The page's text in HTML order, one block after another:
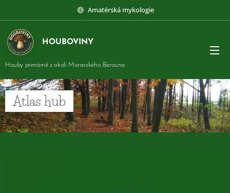
Amatérská mykologie
HOUBOVINY
Houby primárně z okolí Moravského Berouna
Atlas hub